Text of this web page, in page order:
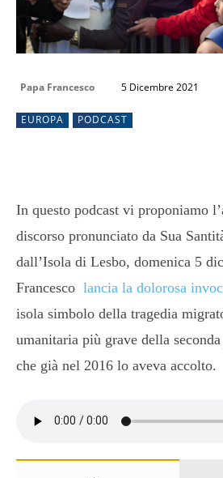
Papa Francesco 5 Dicembre 2021
EUROPA PODCAST
In questo podcast vi proponiamo
discorso pronunciato da Sua
dall’Isola di Lesbo, domenica 5
Francesco lancia la dolorosa
isola simbolo della tragedia
umanitaria più grave della
che già nel 2016 lo aveva accolto.